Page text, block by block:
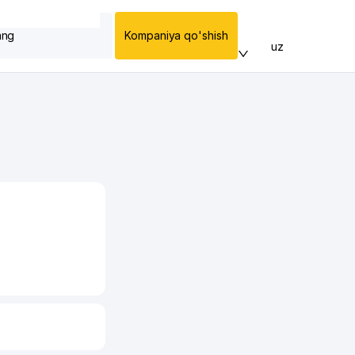
Kompaniya qo'shish
uz